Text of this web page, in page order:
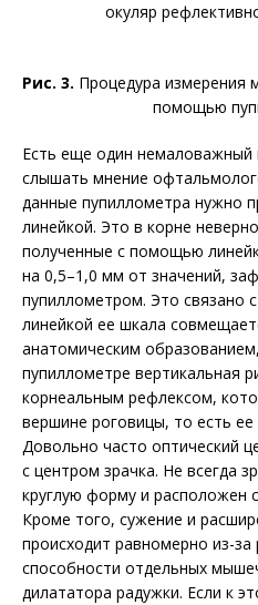
окуляр
Рис. 3. Процедура измерения
помощью
Есть еще один немаловажный
слышать мнение
данные пупиллометра нужно
линейкой. Это в корне
полученные с помощью
на 0,5–1,0 мм от значений,
пупиллометром. Это связано
линейкой ее шкала
анатомическим
пупиллометре вертикальная
корнеальным рефлексом,
вершине роговицы, то есть ее
Довольно часто оптический
с центром зрачка. Не всегда
круглую форму и расположен
Кроме того, сужение и
происходит равномерно из-за
способности отдельных
дилататора радужки. Если к